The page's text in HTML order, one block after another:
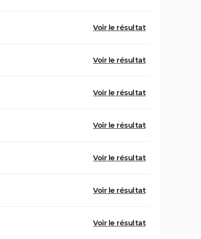
Voir le résultat
Voir le résultat
Voir le résultat
Voir le résultat
Voir le résultat
Voir le résultat
Voir le résultat